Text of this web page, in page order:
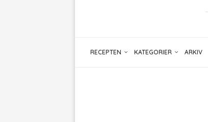
RECEPTEN KATEGORIER ARKIV